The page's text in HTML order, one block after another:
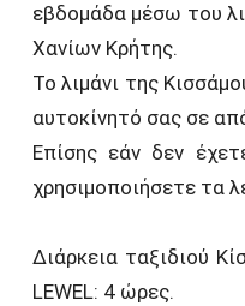
εβδομάδα μέσω του
Χανίων Κρήτης.
Το λιμάνι της
αυτοκίνητό σας σε
Επίσης εάν δεν
χρησιμοποιήσετε τα
Διάρκεια ταξιδιού
LEWEL: 4 ώρες.